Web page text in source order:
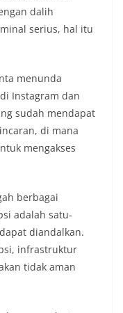
dalih
serius, hal itu
menunda
Instagram dan
sudah mendapat
di mana
mengakses
berbagai
adalah satu-
diandalkan.
infrastruktur
tidak aman